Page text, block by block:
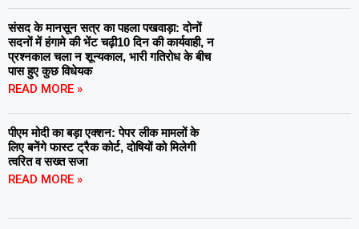
संसद के मानसून सत्र का पहला पखवाड़ा: दोनों
सदनों में हंगामे की भेंट चढ़ी10 दिन की कार्यवाही, न
प्रश्नकाल चला न शून्यकाल, भारी गतिरोध के बीच
पास हुए कुछ विधेयक
READ MORE »
पीएम मोदी का बड़ा एक्शन: पेपर लीक मामलों के
लिए बनेंगे फास्ट ट्रैक कोर्ट, दोषियों को मिलेगी
त्वरित व सख्त सजा
READ MORE »